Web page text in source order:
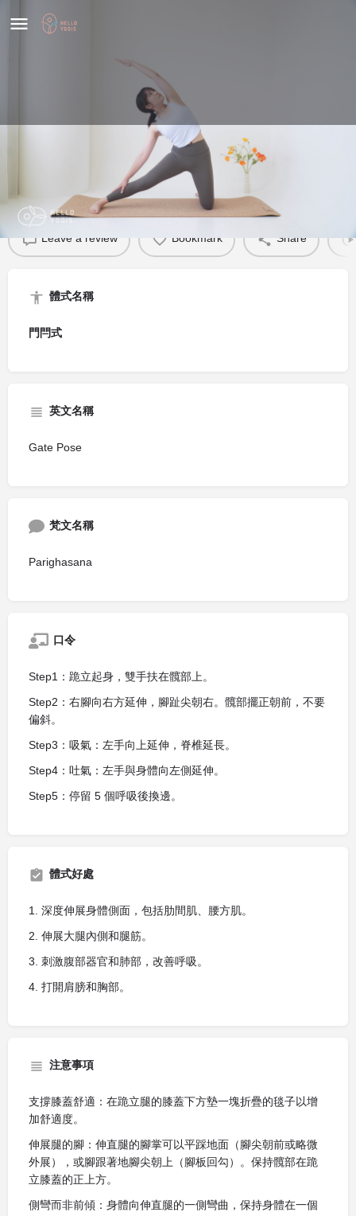
Leave a review Bookmark Share
體式名稱
門閂式
英文名稱
Gate Pose
梵文名稱
Parighasana
口令
Step1：跪立起身，雙手扶在髖部上。
Step2：右腳向右方延伸，腳趾尖朝右。髖部擺正朝前，不要
偏斜。
Step3：吸氣：左手向上延伸，脊椎延長。
Step4：吐氣：左手與身體向左側延伸。
Step5：停留 5 個呼吸後換邊。
體式好處
1. 深度伸展身體側面，包括肋間肌、腰方肌。
2. 伸展大腿內側和腿筋。
3. 刺激腹部器官和肺部，改善呼吸。
4. 打開肩膀和胸部。
注意事項
支撐膝蓋舒適：在跪立腿的膝蓋下方墊一塊折疊的毯子以增
加舒適度。
伸展腿的腳：伸直腿的腳掌可以平踩地面（腳尖朝前或略微
外展），或腳跟著地腳尖朝上（腳板回勾）。保持髖部在跪
立膝蓋的正上方。
側彎而非前傾：身體向伸直腿的一側彎曲，保持身體在一個